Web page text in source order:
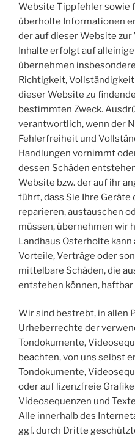
Website Tippfehler sowie
überholte Informationen
der auf dieser Website
Inhalte erfolgt auf
übernehmen
Richtigkeit,
dieser Website zu
bestimmten Zweck.
verantwortlich, wenn der
Fehlerfreiheit und
Handlungen vornimmt
dessen Schäden
Website bzw. der auf ihr
führt, dass Sie Ihre Geräte
reparieren, austauschen
müssen, übernehmen wir
Landhaus Osterholte
Vorteile, Verträge oder
mittelbare Schäden, die
entstehen können,
Wir sind bestrebt, in allen
Urheberrechte der
Tondokumente,
beachten, von uns selbst
Tondokumente,
oder auf lizenzfreie
Videosequenzen und
Alle innerhalb des
ggf. durch Dritte